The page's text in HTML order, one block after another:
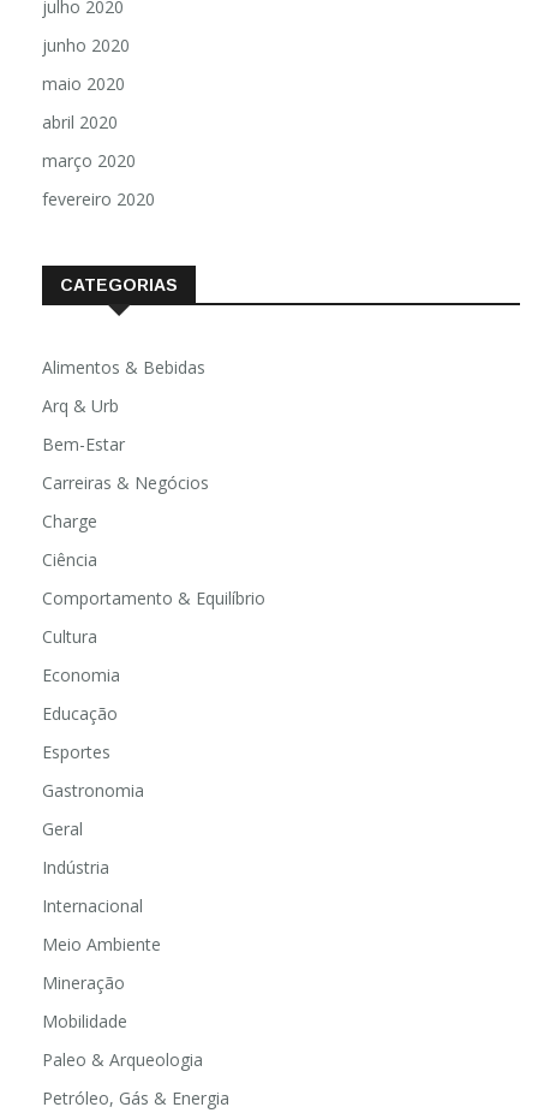
julho 2020
junho 2020
maio 2020
abril 2020
março 2020
fevereiro 2020
CATEGORIAS
Alimentos & Bebidas
Arq & Urb
Bem-Estar
Carreiras & Negócios
Charge
Ciência
Comportamento & Equilíbrio
Cultura
Economia
Educação
Esportes
Gastronomia
Geral
Indústria
Internacional
Meio Ambiente
Mineração
Mobilidade
Paleo & Arqueologia
Petróleo, Gás & Energia